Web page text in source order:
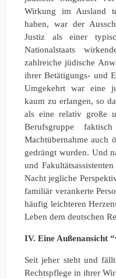
Wirkung im Ausland
haben, war der
Justiz als einer
Nationalstaats
zahlreiche jüdische
ihrer Betätigungs- und
Umgekehrt war eine
kaum zu erlangen, so
als eine relativ große
Berufsgruppe
Machtübernahme auch
gedrängt wurden. Und
und
Nacht jegliche
familiär verankerte
häufig leichteren
Leben dem deutschen
IV. Eine Außenansicht
Seit jeher steht und
Rechtspflege in ihrer